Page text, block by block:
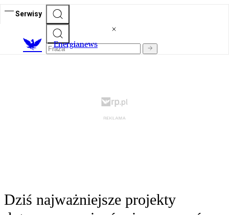
Serwisy
Energianews
Dziś najważniejsze projekty